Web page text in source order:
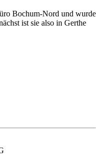
Bochum-Nord und wurde
ist sie also in Gerthe